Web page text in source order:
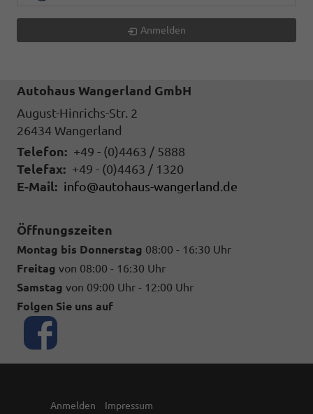
Anmelden
Autohaus Wangerland GmbH
August-Hinrichs-Str. 2
26434 Wangerland
Telefon: +49 - (0)4463 / 5888
Telefax: +49 - (0)4463 / 1320
E-Mail: info@autohaus-wangerland.de
Öffnungszeiten
Montag bis Donnerstag 08:00 - 16:30 Uhr
Freitag von 08:00 - 16:30 Uhr
Samstag von 09:00 Uhr - 12:00 Uhr
Folgen Sie uns auf
Anmelden Impressum